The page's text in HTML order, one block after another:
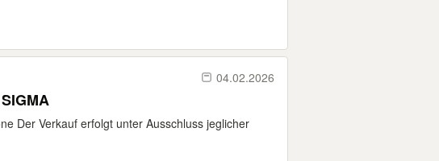
04.02.2026
Der Verkauf erfolgt unter Ausschluss jeglicher